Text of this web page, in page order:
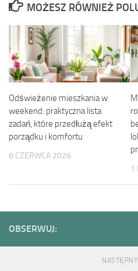
MOŻESZ RÓWNIEŻ
Odświeżenie mieszkania w
weekend: praktyczna lista
zadań, które przedłużą efekt
porządku i komfortu
8 CZERWCA 2026
1
OBSERWUJ: